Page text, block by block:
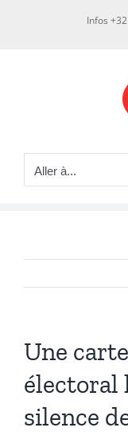
Infos
Aller à...
Une
électoral
silence